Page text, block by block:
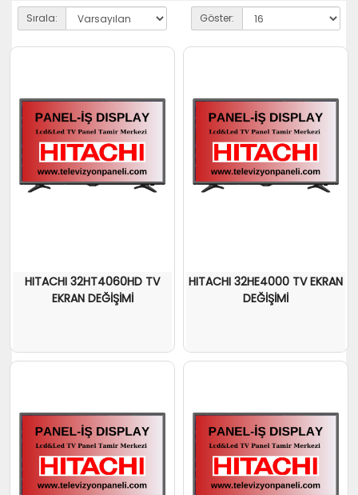
Sırala: Göster:
HITACHI 32HT4060HD TV
EKRAN DEĞİŞİMİ
HITACHI 32HE4000 TV EKRAN
DEĞİŞİMİ